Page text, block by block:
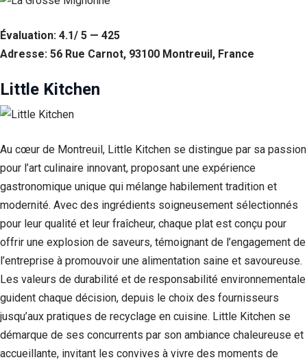
Évaluation: 4.1/ 5 — 425
Adresse: 56 Rue Carnot, 93100 Montreuil, France
Little Kitchen
Au cœur de Montreuil, Little Kitchen se distingue par sa passion
pour l’art culinaire innovant, proposant une expérience
gastronomique unique qui mélange habilement tradition et
modernité. Avec des ingrédients soigneusement sélectionnés
pour leur qualité et leur fraîcheur, chaque plat est conçu pour
offrir une explosion de saveurs, témoignant de l’engagement de
l’entreprise à promouvoir une alimentation saine et savoureuse.
Les valeurs de durabilité et de responsabilité environnementale
guident chaque décision, depuis le choix des fournisseurs
jusqu’aux pratiques de recyclage en cuisine. Little Kitchen se
démarque de ses concurrents par son ambiance chaleureuse et
accueillante, invitant les convives à vivre des moments de